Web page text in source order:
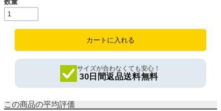
カートに入れる
サイズが合わなくても安心！
30日間返品送料無料